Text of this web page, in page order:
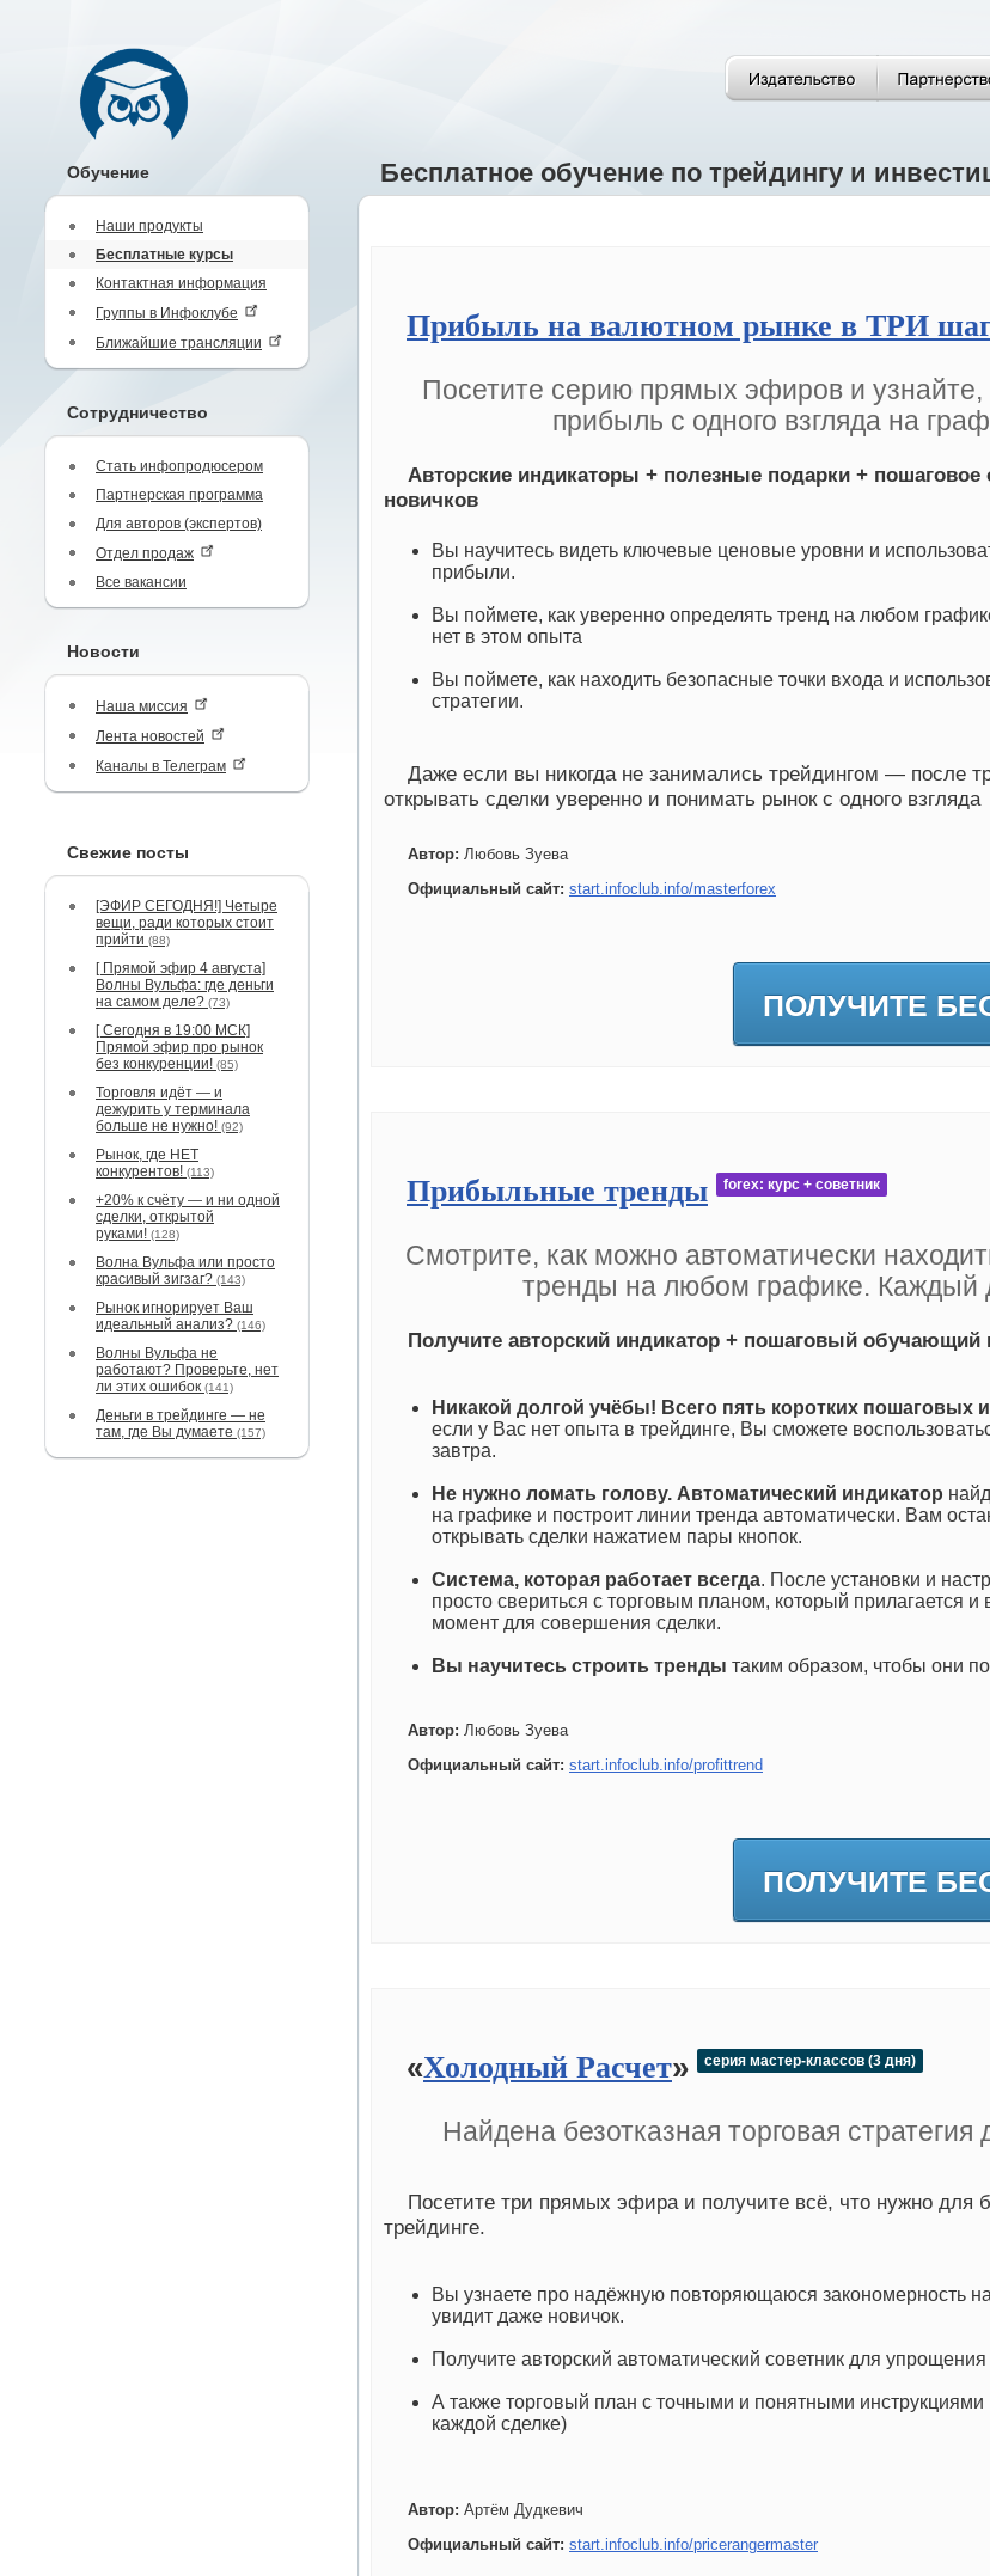
Обучение
Наши продукты
Бесплатные курсы
Контактная информация
Группы в Инфоклубе
Ближайшие трансляции
Сотрудничество
Стать инфопродюсером
Партнерская программа
Для авторов (экспертов)
Отдел продаж
Все вакансии
Новости
Наша миссия
Лента новостей
Каналы в Телеграм
Свежие посты
[ЭФИР СЕГОДНЯ!] Четыре
вещи, ради которых стоит
прийти (88)
[ Прямой эфир 4 августа]
Волны Вульфа: где деньги
на самом деле? (73)
[ Сегодня в 19:00 МСК]
Прямой эфир про рынок
без конкуренции! (85)
Торговля идёт — и
дежурить у терминала
больше не нужно! (92)
Рынок, где НЕТ
конкурентов! (113)
+20% к счёту — и ни одной
сделки, открытой
руками! (128)
Волна Вульфа или просто
красивый зигзаг? (143)
Рынок игнорирует Ваш
идеальный анализ? (146)
Волны Вульфа не
работают? Проверьте, нет
ли этих ошибок (141)
Деньги в трейдинге — не
там, где Вы думаете (157)
Бесплатное обучение по трейдингу и
Прибыль на валютном рынке в ТРИ
Посетите серию прямых эфиров и узнайте,
прибыль с одного взгляда на
Авторские индикаторы + полезные подарки + пошаговое
новичков
Вы научитесь видеть ключевые ценовые уровни и
прибыли.
Вы поймете, как уверенно определять тренд на любом
нет в этом опыта
Вы поймете, как находить безопасные точки входа и
стратегии.
Даже если вы никогда не занимались трейдингом — после
открывать сделки уверенно и понимать рынок с одного взгляда
Автор: Любовь Зуева
Официальный сайт: start.infoclub.info/masterforex
ПОЛУЧИТЕ
Прибыльные тренды forex: курс + советник
Смотрите, как можно автоматически
тренды на любом графике. Каждый
Получите авторский индикатор + пошаговый обучающий
Никакой долгой учёбы! Всего пять коротких пошаговых
если у Вас нет опыта в трейдинге, Вы сможете
завтра.
Не нужно ломать голову. Автоматический индикатор
на графике и построит линии тренда автоматически. Вам
открывать сделки нажатием пары кнопок.
Система, которая работает всегда. После установки и
просто свериться с торговым планом, который прилагается
момент для совершения сделки.
Вы научитесь строить тренды таким образом, чтобы они
Автор: Любовь Зуева
Официальный сайт: start.infoclub.info/profittrend
ПОЛУЧИТЕ
«Холодный Расчет» серия мастер-классов (3 дня)
Найдена безотказная торговая стратегия
Посетите три прямых эфира и получите всё, что нужно для
трейдинге.
Вы узнаете про надёжную повторяющаюся закономерность
увидит даже новичок.
Получите авторский автоматический советник для упрощения
А также торговый план с точными и понятными
каждой сделке)
Автор: Артём Дудкевич
Официальный сайт: start.infoclub.info/pricerangermaster